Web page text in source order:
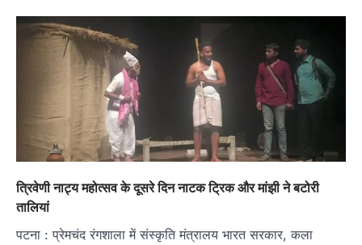
त्रिवेणी नाट्य महोत्सव के दूसरे दिन नाटक ट्रिक और मांझी ने बटोरी
तालियां
पटना : प्रेमचंद रंगशाला में संस्कृति मंत्रालय भारत सरकार, कला